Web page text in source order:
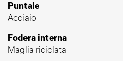
Puntale
Acciaio
Fodera interna
Maglia riciclata